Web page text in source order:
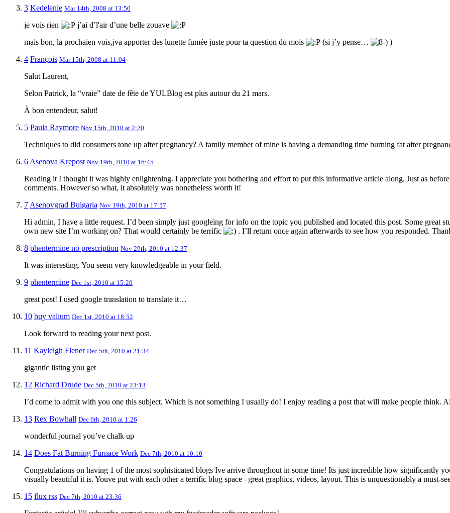
3 Kedelenie Mar 14th, 2008 at 13:50
je vois rien
j’ai d’l'air d’une belle zouave
mais bon, la prochaien vois,jva apporter des lunette fumée juste pour ta question du mois
(si j’y pense…
)
4 François Mar 15th, 2008 at 11:04
Salut Laurent,
Selon Patrick, la “vraie” date de fête de YULBlog est plus autour du 21 mars.
À bon entendeur, salut!
5 Paula Raymore Nov 15th, 2010 at 2:20
Techniques to did consumers tone up after pregnancy? A family member of mine is having a demanding time burning fat after
6 Asenova Krepost Nov 19th, 2010 at 16:45
Reading it I thought it was highly enlightening. I appreciate you bothering and effort to put this informative article along. Just as
comments. However so what, it absolutely was nonetheless worth it!
7 Asenovgrad Bulgaria Nov 19th, 2010 at 17:57
Hi admin, I have a little request. I’d been simply just googleing for info on the topic you published and located this post. Some great
own new site I’m working on? That would certainly be terrific
. I’ll return once again afterwards to see how you responded.
8 phentermine no prescription Nov 29th, 2010 at 12:37
It was interesting. You seem very knowledgeable in your field.
9 phentermine Dec 1st, 2010 at 15:20
great post! I used google translation to translate it…
10 buy valium Dec 1st, 2010 at 18:52
Look forward to reading your next post.
11 Kayleigh Flener Dec 5th, 2010 at 21:34
gigantic listing you get
12 Richard Drude Dec 5th, 2010 at 23:13
I’d come to admit with you one this subject. Which is not something I usually do! I enjoy reading a post that will make people think.
13 Rex Bowhall Dec 6th, 2010 at 1:26
wonderful journal you’ve chalk up
14 Does Fat Burning Furnace Work Dec 7th, 2010 at 10:10
Congratulations on having 1 of the most sophisticated blogs Ive arrive throughout in some time! Its just incredible how significantly
visually beautiful it is. Youve put with each other a terrific blog space –great graphics, videos, layout. This is unquestionably a must-
15 flux rss Dec 7th, 2010 at 23:36